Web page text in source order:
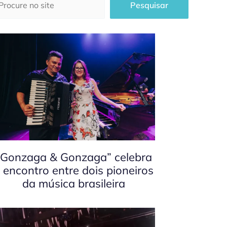
Pesquisar
& Gonzaga” celebra
encontro entre dois pioneiros
da música brasileira